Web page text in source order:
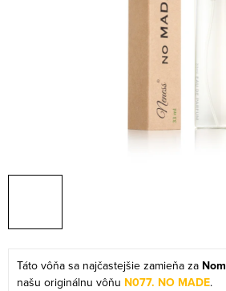
Táto vôňa sa najčastejšie zamieňa za
našu originálnu vôňu N077. NO MADE.